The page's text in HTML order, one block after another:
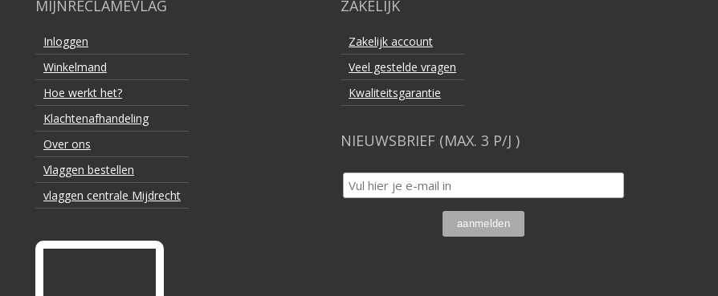
MIJNRECLAMEVLAG
Inloggen
Winkelmand
Hoe werkt het?
Klachtenafhandeling
Over ons
Vlaggen bestellen
vlaggen centrale Mijdrecht
ZAKELIJK
Zakelijk account
Veel gestelde vragen
Kwaliteitsgarantie
NIEUWSBRIEF (MAX. 3 P/J )